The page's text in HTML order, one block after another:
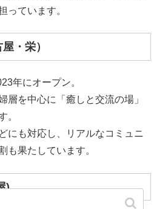
っています。
・栄）
年にオープン。
層を中心に「癒しと交流の場」
。
にも対応し、リアルなコミュニ
も果たしています。
)